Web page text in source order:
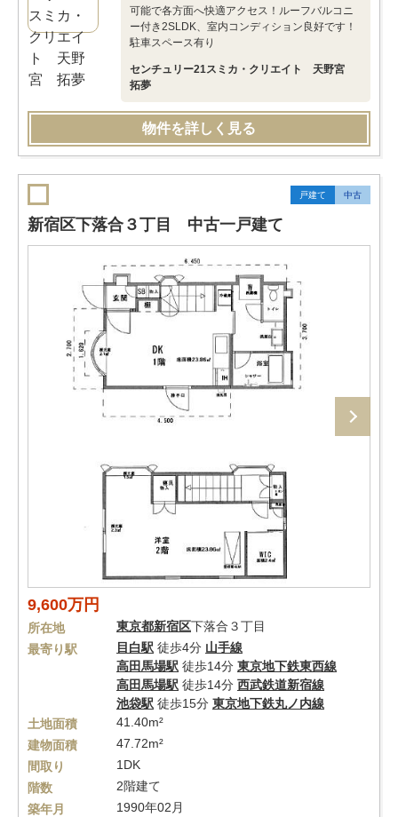
可能で各方面へ快適アクセス！ルーフバルコニ
ー付き2SLDK、室内コンディション良好です！
駐車スペース有り
センチュリー21スミカ・クリエイト 天野宮
拓夢
物件を詳しく見る
戸建て 中古
新宿区下落合３丁目 中古一戸建て
9,600万円
所在地 東京都新宿区下落合３丁目
最寄り駅
目白駅 徒歩4分 山手線
高田馬場駅 徒歩14分 東京地下鉄東西線
高田馬場駅 徒歩14分 西武鉄道新宿線
池袋駅 徒歩15分 東京地下鉄丸ノ内線
土地面積
41.40m²
建物面積
47.72m²
間取り
1DK
階数
2階建て
築年月
1990年02月